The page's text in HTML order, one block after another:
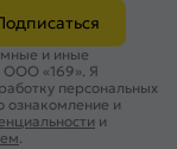
и иные
ООО «169». Я
персональных
ознакомление и
и
.